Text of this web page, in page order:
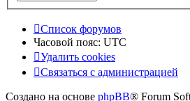
Список форумов
Часовой пояс: UTC
Удалить cookies
Связаться с администрацией
Создано на основе phpBB® Forum